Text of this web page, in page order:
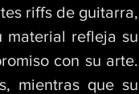
riffs de guitarra,
material refleja su
con su arte.
mientras que su